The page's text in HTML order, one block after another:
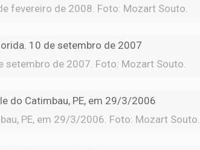
fevereiro de 2008. Foto: Mozart Souto.
setembro de 2007. Foto: Mozart Souto.
PE, em 29/3/2006. Foto: Mozart Souto.